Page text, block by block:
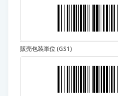
10.80 円
フェブリク錠20mg
薬価 24.90 円
フェブキソスタットOD錠
販売包装単位 (GS1)